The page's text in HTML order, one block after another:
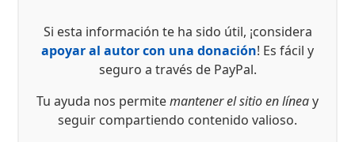
Si esta información te ha sido útil, ¡considera
apoyar al autor con una donación! Es fácil y
seguro a través de PayPal.
Tu ayuda nos permitemantener el sitio en líneay
seguir compartiendo contenido valioso.